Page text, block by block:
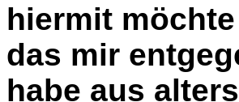
hiermit
das mir
habe aus